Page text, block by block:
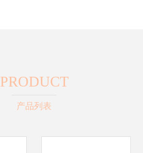
PRODUCT
产品列表